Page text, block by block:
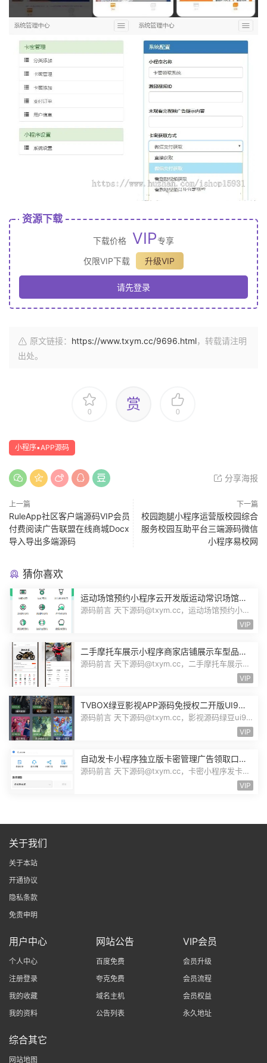
资源下载
下载价格 VIP专享
仅限VIP下载
升级VIP
请先登录
原文链接： https://www.txym.cc/9696.html，转载请注明
出处。
0 赏 0
小程序▪APP源码
分享海报
上一篇
RuleApp社区客户端源码VIP会员
付费阅读广告联盟在线商城Docx
导入导出多端源码
下一篇
校园跑腿小程序运营版校园综合
服务校园互助平台三端源码微信
小程序易校网
猜你喜欢
运动场馆预约小程序云开发版运动常识场馆动
态羽毛球健身房乒乓球预约管理预约凭证源码
源码前言 天下源码@txym.cc，运动场馆预约小程
VIP
二手摩托车展示小程序商家店铺展示车型品牌
管理摩托车信息发布用户交互联系源码
源码前言 天下源码@txym.cc，二手摩托车展示小
VIP
TVBOX绿豆影视APP源码免授权二开版UI9影
视排行榜TV端手机端完整版源码追剧影视
源码前言 天下源码@txym.cc，影视源码绿豆ui9
VIP
自动发卡小程序独立版卡密管理广告领取口令
领取裂变扩展流量主小程序Custom
源码前言 天下源码@txym.cc，卡密小程序发卡小
VIP
关于我们
关于本站
开通协议
隐私条款
免责申明
用户中心
个人中心
注册登录
我的收藏
我的资料
网站公告
百度免费
夸克免费
域名主机
公告列表
VIP会员
会员升级
会员流程
会员权益
永久地址
综合其它
网站地图